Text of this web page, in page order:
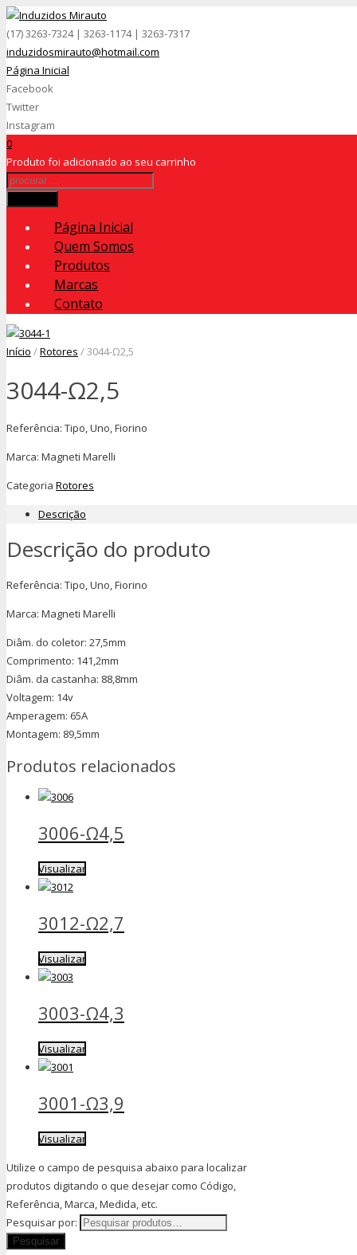
(17) 3263-7324 | 3263-1174 | 3263-7317
induzidosmirauto@hotmail.com
Página Inicial
Facebook
Twitter
Instagram
0
Produto foi adicionado ao seu carrinho
Página Inicial
Quem Somos
Produtos
Marcas
Contato
Início /Rotores / 3044-Ω2,5
3044-Ω2,5
Referência: Tipo, Uno, Fiorino
Marca: Magneti Marelli
Categoria Rotores
Descrição
Descrição do produto
Referência: Tipo, Uno, Fiorino
Marca: Magneti Marelli
Diâm. do coletor: 27,5mm
Comprimento: 141,2mm
Diâm. da castanha: 88,8mm
Voltagem: 14v
Amperagem: 65A
Montagem: 89,5mm
Produtos relacionados
3006-Ω4,5
Visualizar
3012-Ω2,7
Visualizar
3003-Ω4,3
Visualizar
3001-Ω3,9
Visualizar
Utilize o campo de pesquisa abaixo para localizar
produtos digitando o que desejar como Código,
Referência, Marca, Medida, etc.
Pesquisar por: